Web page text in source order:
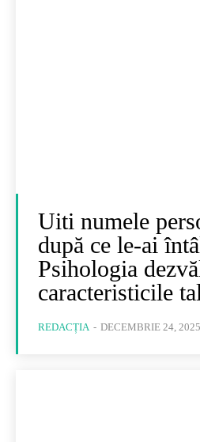
Uiti numele
după ce le-ai
Psihologia
caracteristicile
REDACȚIA - DECEMBRIE 24, 2025